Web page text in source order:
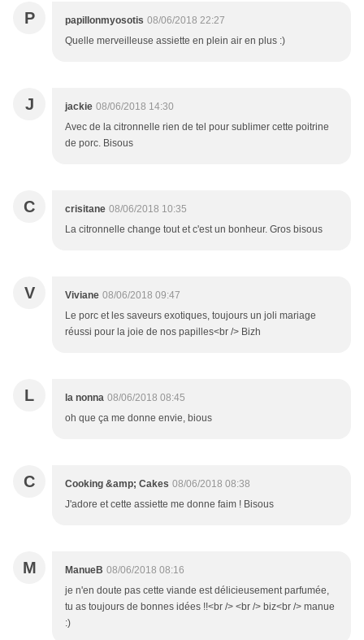
P papillonmyosotis 08/06/2018 22:27
Quelle merveilleuse assiette en plein air en plus :)
J jackie 08/06/2018 14:30
Avec de la citronnelle rien de tel pour sublimer cette poitrine
de porc. Bisous
C crisitane 08/06/2018 10:35
La citronnelle change tout et c'est un bonheur. Gros bisous
V Viviane 08/06/2018 09:47
Le porc et les saveurs exotiques, toujours un joli mariage
réussi pour la joie de nos papilles<br /> Bizh
L la nonna 08/06/2018 08:45
oh que ça me donne envie, bious
C Cooking &amp; Cakes 08/06/2018 08:38
J'adore et cette assiette me donne faim ! Bisous
M ManueB 08/06/2018 08:16
je n'en doute pas cette viande est délicieusement parfumée,
tu as toujours de bonnes idées !!<br /> <br /> biz<br /> manue
:)